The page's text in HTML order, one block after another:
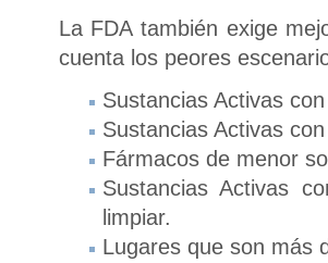
La FDA también exige
cuenta los peores
Sustancias Activas
Sustancias Activas
Fármacos de menor
Sustancias Activas
limpiar.
Lugares que son más